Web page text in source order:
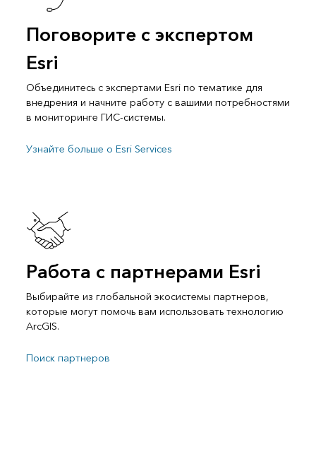
Поговорите с экспертом
Esri
Объединитесь с экспертами Esri по тематике для
внедрения и начните работу с вашими потребностями
в мониторинге ГИС-системы.
Узнайте больше о Esri Services
Работа с партнерами Esri
Выбирайте из глобальной экосистемы партнеров,
которые могут помочь вам использовать технологию
ArcGIS.
Поиск партнеров